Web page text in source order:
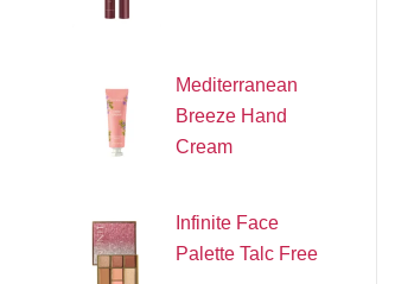
Mediterranean
Breeze Hand
Cream
Infinite Face
Palette Talc Free